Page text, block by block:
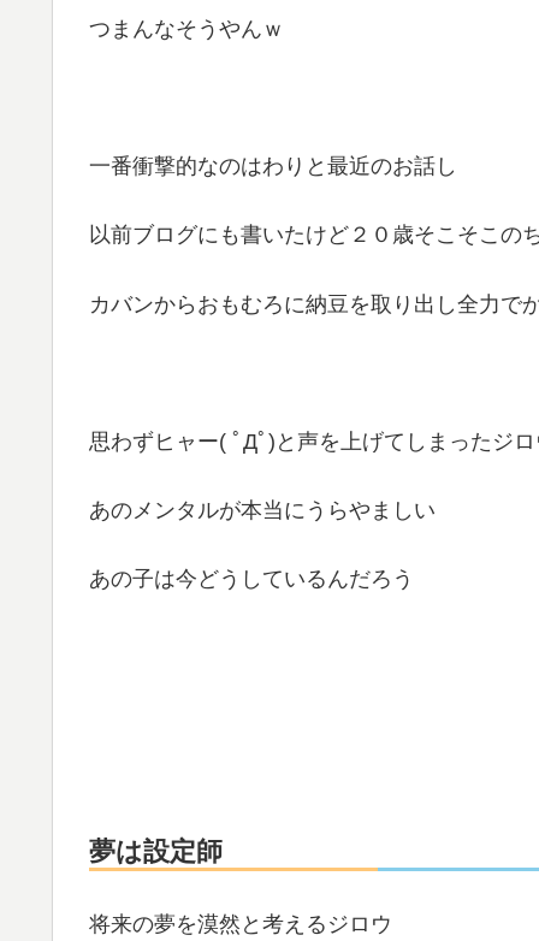
つまんなそうやんｗ
一番衝撃的なのはわりと最近のお話し
以前ブログにも書いたけど２０歳そこそこの
カバンからおもむろに納豆を取り出し全力で
思わずヒャー( ﾟДﾟ)と声を上げてしまったジ
あのメンタルが本当にうらやましい
あの子は今どうしているんだろう
夢は設定師
将来の夢を漠然と考えるジロウ